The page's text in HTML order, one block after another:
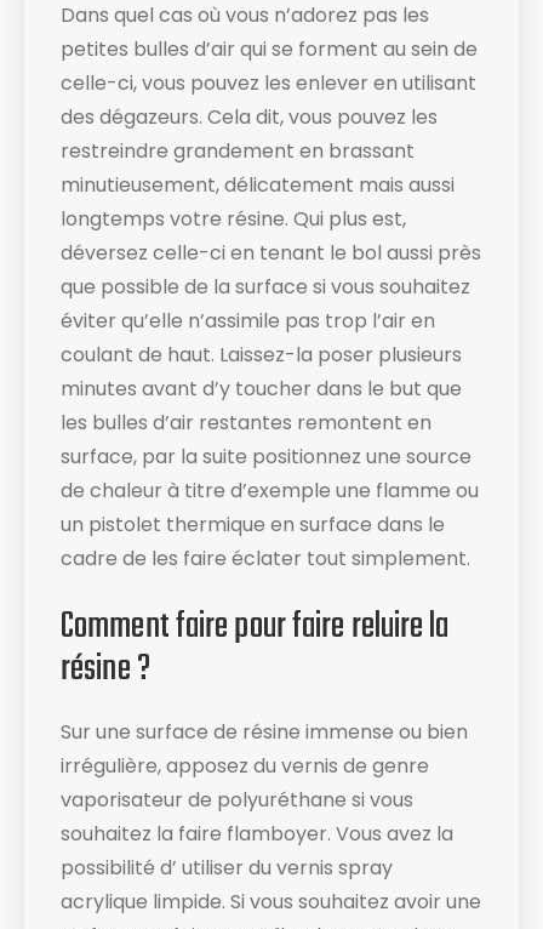
Dans quel cas où vous n’adorez pas les
petites bulles d’air qui se forment au sein de
celle-ci, vous pouvez les enlever en utilisant
des dégazeurs. Cela dit, vous pouvez les
restreindre grandement en brassant
minutieusement, délicatement mais aussi
longtemps votre résine. Qui plus est,
déversez celle-ci en tenant le bol aussi près
que possible de la surface si vous souhaitez
éviter qu’elle n’assimile pas trop l’air en
coulant de haut. Laissez-la poser plusieurs
minutes avant d’y toucher dans le but que
les bulles d’air restantes remontent en
surface, par la suite positionnez une source
de chaleur à titre d’exemple une flamme ou
un pistolet thermique en surface dans le
cadre de les faire éclater tout simplement.
Comment faire pour faire reluire la
résine ?
Sur une surface de résine immense ou bien
irrégulière, apposez du vernis de genre
vaporisateur de polyuréthane si vous
souhaitez la faire flamboyer. Vous avez la
possibilité d’ utiliser du vernis spray
acrylique limpide. Si vous souhaitez avoir une